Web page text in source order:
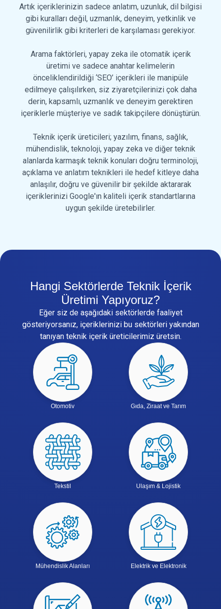
Artık içeriklerinizin sadece anlatım, uzunluk, dil bilgisi
gibi kuralları değil, uzmanlık, deneyim, yetkinlik ve
güvenilirlik gibi kriterleri de karşılaması gerekiyor.
Arama faktörleri, yapay zeka ile otomatik içerik
üretimi ve sadece anahtar kelimelerin
önceliklendirildiği ‘SEO’ içerikleri ile manipüle
edilmeye çalışılırken, siz ziyaretçilerinizi çok daha
derin, kapsamlı, uzmanlık ve deneyim gerektiren
içeriklerle müşteriye ve sadık takipçilere dönüştürün.
Teknik içerik üreticileri; yazılım, finans, sağlık,
mühendislik, teknoloji, yapay zeka ve diğer teknik
alanlarda karmaşık teknik konuları doğru terminoloji,
açıklama ve anlatım teknikleri ile hedef kitleye daha
anlaşılır, doğru ve güvenilir bir şekilde aktararak
içeriklerinizi Google'ın kaliteli içerik standartlarına
uygun şekilde üretebilirler.
Hangi Sektörlerde Teknik İçerik
Üretimi Yapıyoruz?
Eğer siz de aşağıdaki sektörlerde faaliyet
gösteriyorsanız, içeriklerinizi bu sektörleri yakından
tanıyan teknik içerik üreticilerimiz üretsin.
Otomotiv
Tekstil
Gıda, Ziraat ve Tarım
Ulaşım & Lojistik
Mühendislik Alanları Elektrik ve Elektronik